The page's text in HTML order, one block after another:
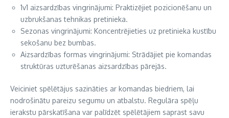
1v1 aizsardzības vingrinājumi: Praktizējiet pozicionēšanu un
uzbrukšanas tehnikas pretinieka.
Sezonas vingrinājumi: Koncentrējieties uz pretinieka kustību
sekošanu bez bumbas.
Aizsardzības formas vingrinājumi: Strādājiet pie komandas
struktūras uzturēšanas aizsardzības pārejās.
Veiciniet spēlētājus sazināties ar komandas biedriem, lai
nodrošinātu pareizu segumu un atbalstu. Regulāra spēļu
ierakstu pārskatīšana var palīdzēt spēlētājiem saprast savu